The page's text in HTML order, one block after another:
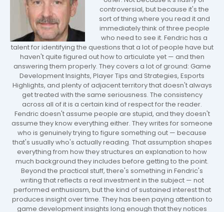
controversial, but because it's the
sort of thing where you read it and
immediately think of three people
who need to see it. Fendric has a
talent for identifying the questions that a lot of people have but
haven't quite figured out how to articulate yet — and then
answering them properly. They covers a lot of ground: Game
Development Insights, Player Tips and Strategies, Esports
Highlights, and plenty of adjacent territory that doesn't always
get treated with the same seriousness. The consistency
across all of it is a certain kind of respect for the reader.
Fendric doesn't assume people are stupid, and they doesn't
assume they know everything either. They writes for someone
who is genuinely trying to figure something out — because
that's usually who's actually reading. That assumption shapes
everything from how they structures an explanation to how
much background they includes before getting to the point.
Beyond the practical stuff, there's something in Fendric's
writing that reflects a real investment in the subject — not
performed enthusiasm, but the kind of sustained interest that
produces insight over time. They has been paying attention to
game development insights long enough that they notices